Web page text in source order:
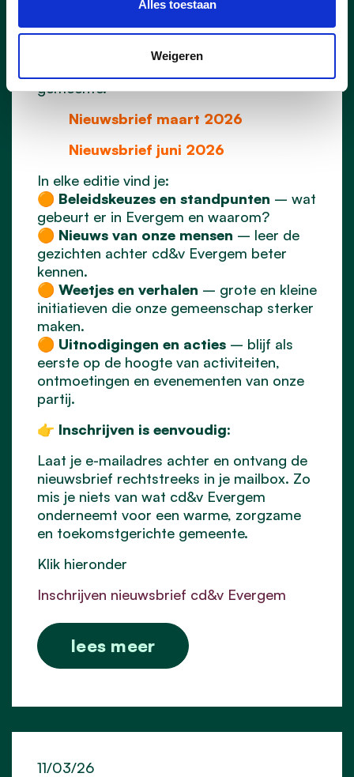
Alles toestaan
Weigeren
maart 2026 brengt
cd&vEvergemdriemaandelijks een
digitale nieuwsbrief(klik hieronder) uit
gemeente.
Nieuwsbrief maart 2026
Nieuwsbrief juni 2026
In elke editie vind je:
🟠 Beleidskeuzes en standpunten – wat
gebeurt er in Evergem en waarom?
🟠 Nieuws van onze mensen – leer de
gezichten achter cd&v Evergem beter
kennen.
🟠 Weetjes en verhalen – grote en kleine
initiatieven die onze gemeenschap sterker
maken.
🟠 Uitnodigingen en acties – blijf als
eerste op de hoogte van activiteiten,
ontmoetingen en evenementen van onze
partij.
👉 Inschrijven is eenvoudig:
Laat je e-mailadres achter en ontvang de
nieuwsbrief rechtstreeks in je mailbox. Zo
mis je niets van wat cd&v Evergem
onderneemt voor een warme, zorgzame
en toekomstgerichte gemeente.
Klik hieronder
Inschrijven nieuwsbrief cd&v Evergem
lees meer
11/03/26